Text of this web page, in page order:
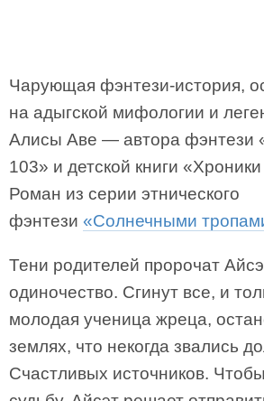
Чарующая фэнтези-история,
на адыгской мифологии и
Алисы Аве — автора фэнтези
103» и детской книги
Роман из серии этнического
фэнтези «Солнечными
Тени родителей пророчат
одиночество. Сгинут все, и
молодая ученица жреца,
землях, что некогда звались
Счастливых источников.